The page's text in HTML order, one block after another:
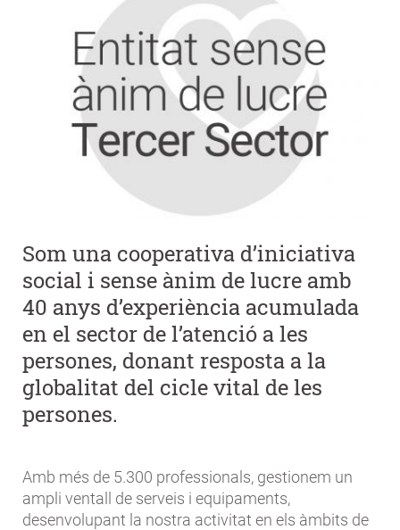
Som una cooperativa d’iniciativa
social i sense ànim de lucre amb
40 anys d’experiència acumulada
en el sector de l’atenció a les
persones, donant resposta a la
globalitat del cicle vital de les
persones.
Amb més de 5.300 professionals, gestionem un
ampli ventall de serveis i equipaments,
desenvolupant la nostra activitat en els àmbits de